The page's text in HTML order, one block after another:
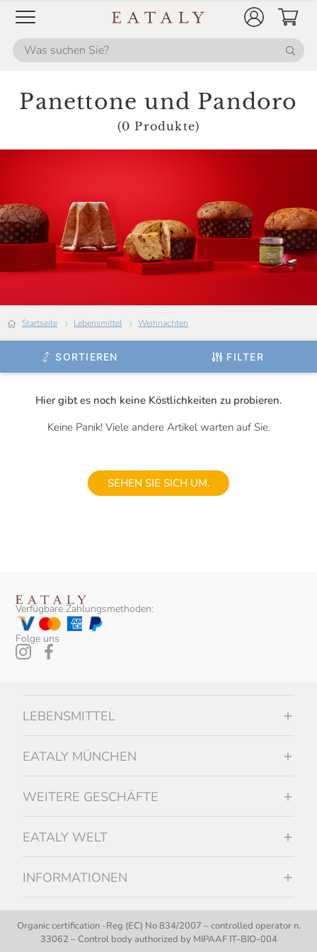
Panettone und Pandoro
(0 Produkte)
Startseite Lebensmittel Weihnachten
SORTIEREN FILTER
Hier gibt es noch keine Köstlichkeiten zu probieren.
Keine Panik! Viele andere Artikel warten auf Sie.
SEHEN SIE SICH UM.
Verfügbare Zahlungsmethoden:
Folge uns
LEBENSMITTEL
EATALY MÜNCHEN
WEITERE GESCHÄFTE
EATALY WELT
INFORMATIONEN
Organic certification -Reg (EC) No 834/2007 – controlled operator n.
33062 – Control body authorized by MIPAAF IT-BIO-004